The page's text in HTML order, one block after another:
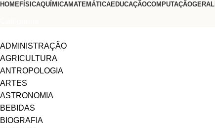
HOMEFÍSICAQUÍMICAMATEMÁTICAEDUCAÇÃOCOMPUTAÇÃOGERAL
ADMINISTRAÇÃO
AGRICULTURA
ANTROPOLOGIA
ARTES
ASTRONOMIA
BEBIDAS
BIOGRAFIA